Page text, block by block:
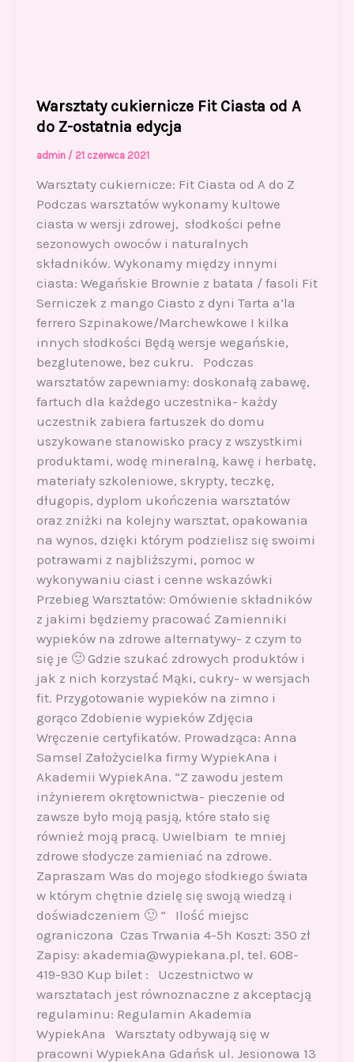
Warsztaty cukiernicze Fit Ciasta od A
do Z-ostatnia edycja
admin / 21 czerwca 2021
Warsztaty cukiernicze: Fit Ciasta od A do Z
Podczas warsztatów wykonamy kultowe
ciasta w wersji zdrowej, słodkości pełne
sezonowych owoców i naturalnych
składników. Wykonamy między innymi
ciasta: Wegańskie Brownie z batata / fasoli Fit
Serniczek z mango Ciasto z dyni Tarta a’la
ferrero Szpinakowe/Marchewkowe I kilka
innych słodkości Będą wersje wegańskie,
bezglutenowe, bez cukru. Podczas
warsztatów zapewniamy: doskonałą zabawę,
fartuch dla każdego uczestnika- każdy
uczestnik zabiera fartuszek do domu
uszykowane stanowisko pracy z wszystkimi
produktami, wodę mineralną, kawę i herbatę,
materiały szkoleniowe, skrypty, teczkę,
długopis, dyplom ukończenia warsztatów
oraz zniżki na kolejny warsztat, opakowania
na wynos, dzięki którym podzielisz się swoimi
potrawami z najbliższymi, pomoc w
wykonywaniu ciast i cenne wskazówki
Przebieg Warsztatów: Omówienie składników
z jakimi będziemy pracować Zamienniki
wypieków na zdrowe alternatywy- z czym to
się je 🙂 Gdzie szukać zdrowych produktów i
jak z nich korzystać Mąki, cukry- w wersjach
fit. Przygotowanie wypieków na zimno i
gorąco Zdobienie wypieków Zdjęcia
Wręczenie certyfikatów. Prowadząca: Anna
Samsel Założycielka firmy WypiekAna i
Akademii WypiekAna. “Z zawodu jestem
inżynierem okrętownictwa- pieczenie od
zawsze było moją pasją, które stało się
również moją pracą. Uwielbiam te mniej
zdrowe słodycze zamieniać na zdrowe.
Zapraszam Was do mojego słodkiego świata
w którym chętnie dzielę się swoją wiedzą i
doświadczeniem 🙂 “ Ilość miejsc
ograniczona Czas Trwania 4-5h Koszt: 350 zł
Zapisy: akademia@wypiekana.pl, tel. 608-
419-930 Kup bilet : Uczestnictwo w
warsztatach jest równoznaczne z akceptacją
regulaminu: Regulamin Akademia
WypiekAna Warsztaty odbywają się w
pracowni WypiekAna Gdańsk ul. Jesionowa 13